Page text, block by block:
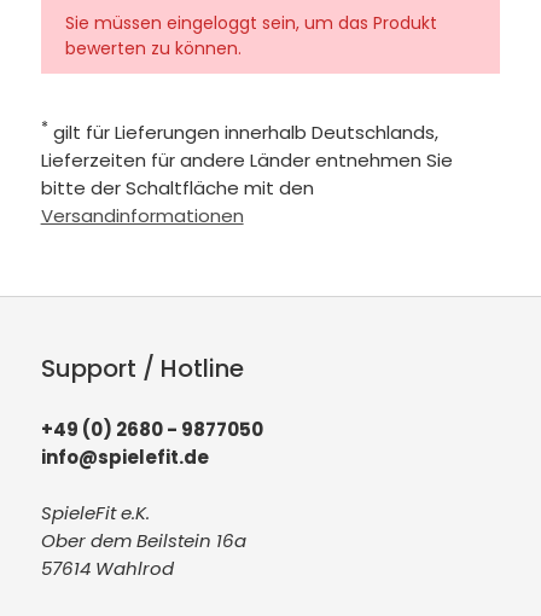
Sie müssen eingeloggt sein, um das Produkt
bewerten zu können.
* gilt für Lieferungen innerhalb Deutschlands,
Lieferzeiten für andere Länder entnehmen Sie
bitte der Schaltfläche mit den
Versandinformationen
Support / Hotline
+49 (0) 2680 - 9877050
info@spielefit.de
SpieleFit e.K.
Ober dem Beilstein 16a
57614 Wahlrod